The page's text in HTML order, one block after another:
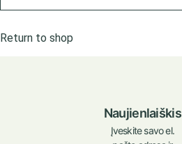
Return to shop
Naujienlaiškis
Įveskite savo el.